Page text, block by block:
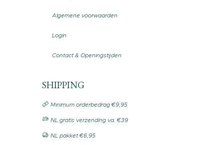
Algemene voorwaarden
Login
Contact & Openingstijden
SHIPPING
Minimum orderbedrag €9,95
NL gratis verzending va. €39
NL pakket €6,95